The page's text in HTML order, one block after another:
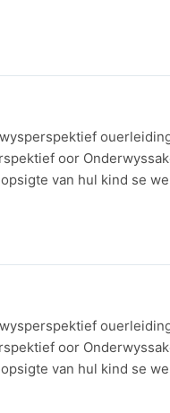
oor
van hul kind se
oor
van hul kind se